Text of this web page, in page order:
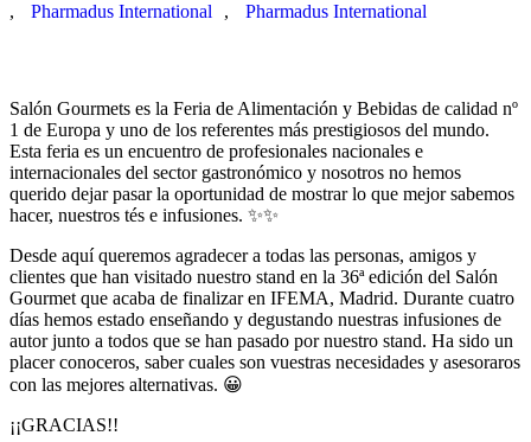
, Pharmadus International , Pharmadus International
Salón Gourmets es la Feria de Alimentación y Bebidas de calidad nº
1 de Europa y uno de los referentes más prestigiosos del mundo.
Esta feria es un encuentro de profesionales nacionales e
internacionales del sector gastronómico y nosotros no hemos
querido dejar pasar la oportunidad de mostrar lo que mejor sabemos
hacer, nuestros tés e infusiones. ✨✨
Desde aquí queremos agradecer a todas las personas, amigos y
clientes que han visitado nuestro stand en la 36ª edición del Salón
Gourmet que acaba de finalizar en IFEMA, Madrid. Durante cuatro
días hemos estado enseñando y degustando nuestras infusiones de
autor junto a todos que se han pasado por nuestro stand. Ha sido un
placer conoceros, saber cuales son vuestras necesidades y asesoraros
con las mejores alternativas. 😀
¡¡GRACIAS!!